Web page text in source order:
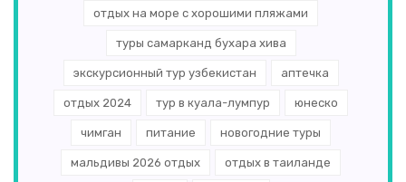
отдых на море с хорошими пляжами
туры самарканд бухара хива
экскурсионный тур узбекистан аптечка
отдых 2024 тур в куала-лумпур юнеско
чимган питание новогодние туры
мальдивы 2026 отдых отдых в таиланде